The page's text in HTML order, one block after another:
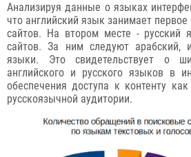
Анализируя данные о языках
что английский язык занимает
сайтов. На втором месте - русский
сайтов. За ним следуют арабский,
языки. Это свидетельствует о
английского и русского языков в
обеспечения доступа к контенту
русскоязычной аудитории.